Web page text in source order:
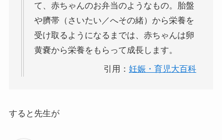
て、赤ちゃんのお弁当のようなもの。胎盤
や臍帯（さいたい／へその緒）から栄養を
受け取るようになるまでは、赤ちゃんは卵
黄嚢から栄養をもらって成長します。
引用：妊娠・育児大百科
すると先生が